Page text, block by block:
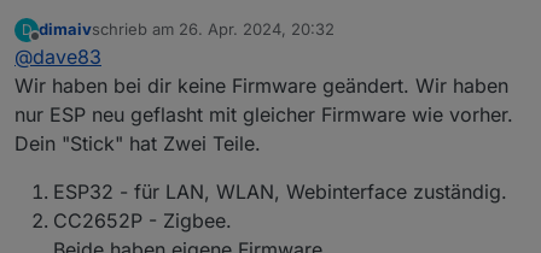
erleben.
Nun wollte ich folgendes hier einmal reinschreiben.
Wir haben ja eine ältere FirmeWare bekommen, weil
die neueren eventuell weitere Probleme bei einigen
macht.ZigStarGW_v0.6.10.bin
nun stellen wir fest, dass bei diesem Script:
D
Offline
dimaivschrieb am 26. Apr. 2024, 20:32
zuletzt editiert von
@dave83
Wir haben bei dir keine Firmware geändert. Wir haben
nur ESP neu geflasht mit gleicher Firmware wie vorher.
Dein "Stick" hat Zwei Teile.
ESP32 - für LAN, WLAN, Webinterface zuständig.
CC2652P - Zigbee.